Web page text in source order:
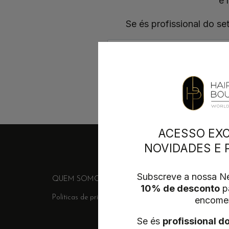
Se és profissional do
QUEM SOMOS FORNECEDORES ENTREGA &
Políticas de privacidade Termos e Condições
ACESSO
NOVIDADES E
Subscreve a nossa
10% de desconto
Se és profissional